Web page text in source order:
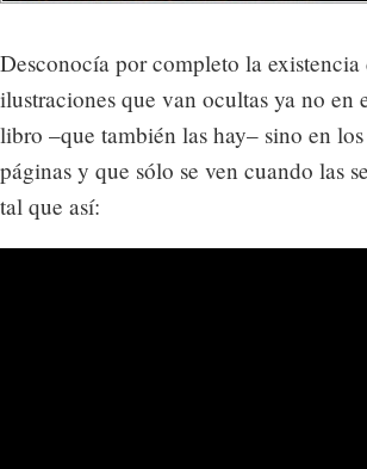
Desconocía por completo la existencia
ilustraciones que van ocultas ya no en
libro –que también las hay– sino en los
páginas y que sólo se ven cuando las
tal que así: